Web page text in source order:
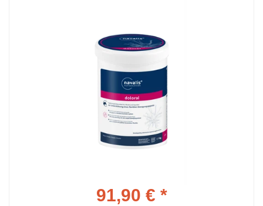
91,90 € *